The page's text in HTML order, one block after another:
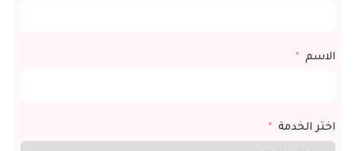
الاسم
اختر الخدمة